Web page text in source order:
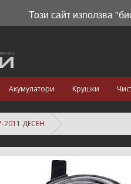
Акумулатори Крушки
2011 ДЕСЕН
Този сайт използва